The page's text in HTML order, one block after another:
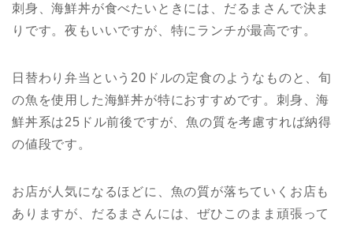
刺身、海鮮丼が食べたいときには、だるまさんで決ま
りです。夜もいいですが、特にランチが最高です。
日替わり弁当という20ドルの定食のようなものと、旬
の魚を使用した海鮮丼が特におすすめです。刺身、海
鮮丼系は25ドル前後ですが、魚の質を考慮すれば納得
の値段です。
お店が人気になるほどに、魚の質が落ちていくお店も
ありますが、だるまさんには、ぜひこのまま頑張って